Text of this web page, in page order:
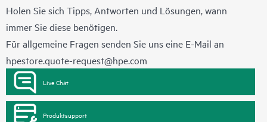
HPE drei unterschiedliche Service-Level an:
• HPE Foundation Care NBD Service
• HPE Foundation Care 24x7 Service
• HPE Foundation Care CTR Service
Holen Sie sich Tipps, Antworten und Lösungen, wann
immer Sie diese benötigen.
Für allgemeine Fragen senden Sie uns eine E-Mail an
hpestore.quote-request@hpe.com
Live Chat
Produktsupport